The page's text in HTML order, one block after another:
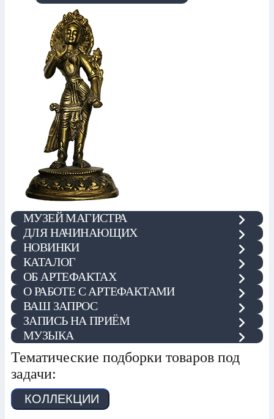
МУЗЕЙ МАГИСТРА
ДЛЯ НАЧИНАЮЩИХ
НОВИНКИ
КАТАЛОГ
ОБ АРТЕФАКТАХ
О РАБОТЕ С АРТЕФАКТАМИ
ВАШ ЗАПРОС
ЗАПИСЬ НА ПРИЁМ
МУЗЫКА
Тематические подборки товаров под
задачи:
КОЛЛЕКЦИИ